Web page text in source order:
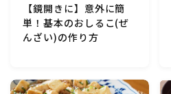
和菓子
【鏡開きに】意外に簡
単！基本のおしるこ(ぜ
んざい)の作り方